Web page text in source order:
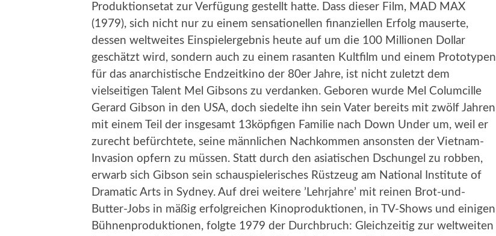
Produktionsetat zur Verfügung gestellt hatte. Dass dieser Film, MAD MAX
(1979), sich nicht nur zu einem sensationellen finanziellen Erfolg mauserte,
dessen weltweites Einspielergebnis heute auf um die 100 Millionen Dollar
geschätzt wird, sondern auch zu einem rasanten Kultfilm und einem Prototypen
für das anarchistische Endzeitkino der 80er Jahre, ist nicht zuletzt dem
vielseitigen Talent Mel Gibsons zu verdanken. Geboren wurde Mel Columcille
Gerard Gibson in den USA, doch siedelte ihn sein Vater bereits mit zwölf Jahren
mit einem Teil der insgesamt 13köpfigen Familie nach Down Under um, weil er
zurecht befürchtete, seine männlichen Nachkommen ansonsten der Vietnam-
Invasion opfern zu müssen. Statt durch den asiatischen Dschungel zu robben,
erwarb sich Gibson sein schauspielerisches Rüstzeug am National Institute of
Dramatic Arts in Sydney. Auf drei weitere ’Lehrjahre’ mit reinen Brot-und-
Butter-Jobs in mäßig erfolgreichen Kinoproduktionen, in TV-Shows und einigen
Bühnenproduktionen, folgte 1979 der Durchbruch: Gleichzeitig zur weltweiten